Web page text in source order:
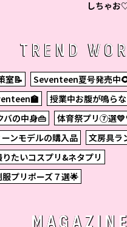
しちゃお
TREND
室📝
Seventeen夏号発売中
授業中お腹が鳴ら
バの中身👜
体育祭プリ⑦選
ンモデルの購入品
文房具ラ
たいコスプリ&ネタプリ
服プリポーズ７選🌟
MAGAZINE